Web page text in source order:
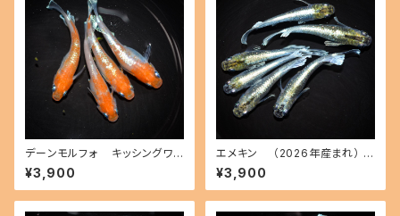
デーンモルフォ キッシングワイ
ドフィン（2026年産まれ） オス2
メス2(現物出品) ikahoff B-0
720-51367-a
¥3,900
エメキン （2026年産まれ） オ
ス4 メス2(現物出品) ikahoff
B-0724-51397-a
¥3,900